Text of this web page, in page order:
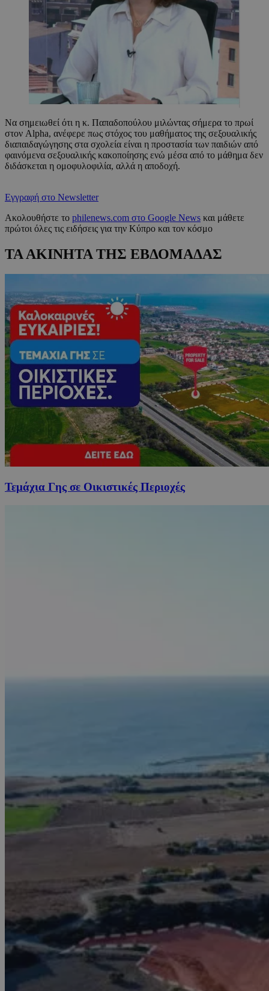
Να σημειωθεί ότι η κ. Παπαδοπούλου μιλώντας σήμερα το πρωί
στον Alpha, ανέφερε πως στόχος του μαθήματος της σεξουαλικής
διαπαιδαγώγησης στα σχολεία είναι η προστασία των παιδιών από
φαινόμενα σεξουαλικής κακοποίησης ενώ μέσα από το μάθημα δεν
διδάσκεται η ομοφυλοφιλία, αλλά η αποδοχή.
Εγγραφή στο Newsletter
Ακολουθήστε το philenews.com στο Google News και μάθετε
πρώτοι όλες τις ειδήσεις για την Κύπρο και τον κόσμο
ΤΑ ΑΚΙΝΗΤΑ ΤΗΣ ΕΒΔΟΜΑΔΑΣ
Τεμάχια Γης σε Οικιστικές Περιοχές